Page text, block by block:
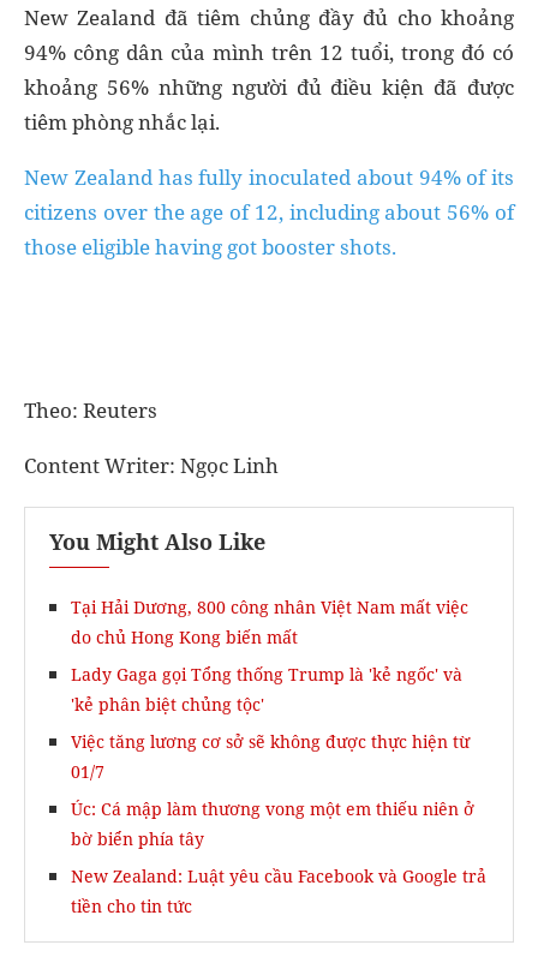
New Zealand đã tiêm chủng đầy đủ cho khoảng
94% công dân của mình trên 12 tuổi, trong đó có
khoảng 56% những người đủ điều kiện đã được
tiêm phòng nhắc lại.
New Zealand has fully inoculated about 94% of its
citizens over the age of 12, including about 56% of
those eligible having got booster shots.
Theo: Reuters
Content Writer: Ngọc Linh
You Might Also Like
Tại Hải Dương, 800 công nhân Việt Nam mất việc
do chủ Hong Kong biến mất
Lady Gaga gọi Tổng thống Trump là 'kẻ ngốc' và
'kẻ phân biệt chủng tộc'
Việc tăng lương cơ sở sẽ không được thực hiện từ
01/7
Úc: Cá mập làm thương vong một em thiếu niên ở
bờ biển phía tây
New Zealand: Luật yêu cầu Facebook và Google trả
tiền cho tin tức